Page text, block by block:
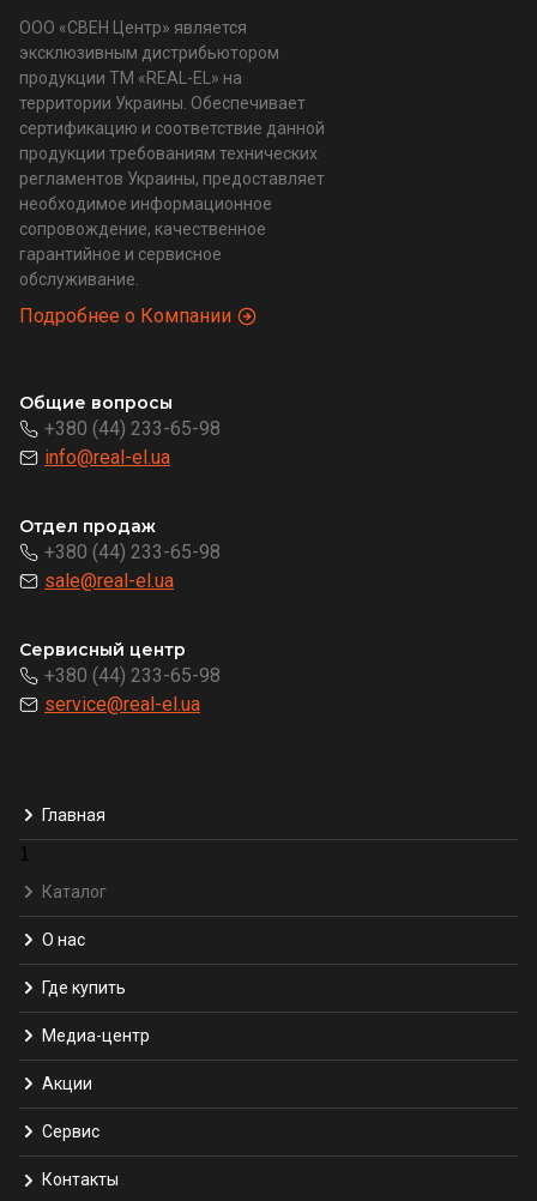
ООО «СВЕН Центр» является
эксклюзивным дистрибьютором
продукции ТМ «REAL-EL» на
территории Украины. Обеспечивает
сертификацию и соответствие данной
продукции требованиям технических
регламентов Украины, предоставляет
необходимое информационное
сопровождение, качественное
гарантийное и сервисное
обслуживание.
Подробнее о Компании
Общие вопросы
+380 (44) 233-65-98
info@real-el.ua
Отдел продаж
+380 (44) 233-65-98
sale@real-el.ua
Сервисный центр
+380 (44) 233-65-98
service@real-el.ua
Главная
1
Каталог
О нас
Где купить
Медиа-центр
Акции
Сервис
Контакты